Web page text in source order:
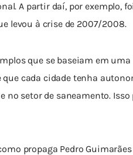
A partir daí, por exemplo,
levou à crise de 2007/2008.
que se baseiam em
cada cidade tenha
no setor de saneamento.
propaga Pedro